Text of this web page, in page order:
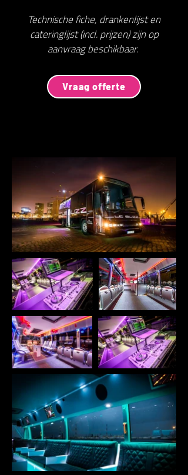
Technische fiche, drankenlijst en
cateringlijst (incl. prijzen) zijn op
aanvraag beschikbaar.
Vraag offerte